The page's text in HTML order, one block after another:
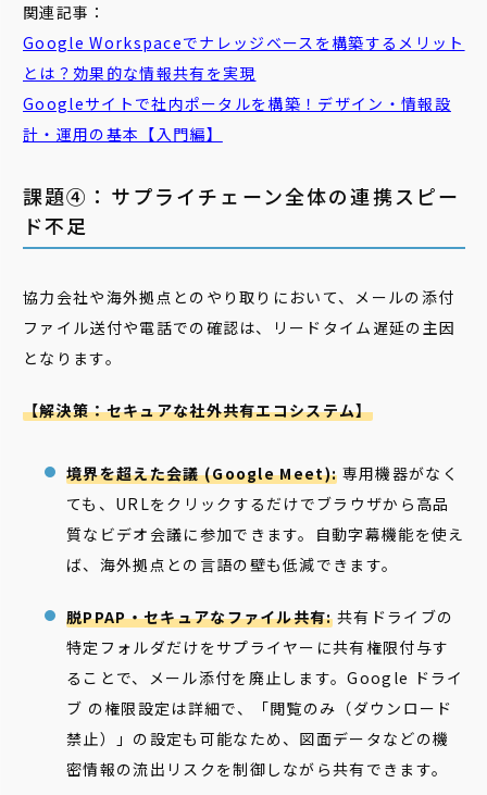
関連記事：
Google Workspaceでナレッジベースを構築するメリット
とは？効果的な情報共有を実現
Googleサイトで社内ポータルを構築！デザイン・情報設
計・運用の基本【入門編】
課題④：サプライチェーン全体の連携スピー
ド不足
協力会社や海外拠点とのやり取りにおいて、メールの添付
ファイル送付や電話での確認は、リードタイム遅延の主因
となります。
【解決策：セキュアな社外共有エコシステム】
境界を超えた会議 (Google Meet): 専用機器がなく
ても、URLをクリックするだけでブラウザから高品
質なビデオ会議に参加できます。自動字幕機能を使え
ば、海外拠点との言語の壁も低減できます。
脱PPAP・セキュアなファイル共有:共有ドライブの
特定フォルダだけをサプライヤーに共有権限付与す
ることで、メール添付を廃止します。Google ドライ
ブ の権限設定は詳細で、「閲覧のみ（ダウンロード
禁止）」の設定も可能なため、図面データなどの機
密情報の流出リスクを制御しながら共有できます。